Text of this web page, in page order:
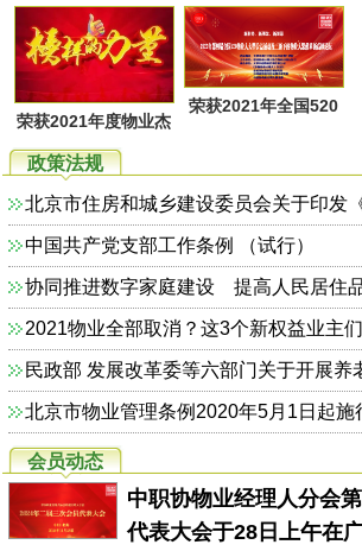
荣获2021年度物业杰
出职业经理人系列活
动评选名单
荣获2021年全国520
列评选名单
政策法规
中国共产党支部工作条例 （试行）
2021物业全部取消？这3个新权益业主
北京市物业管理条例2020年5月1日起施
会员动态
中职协物业经理人分会
代表大会于28日上午在